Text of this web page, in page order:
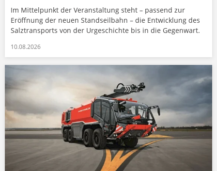
Im Mittelpunkt der Veranstaltung steht – passend zur
Eröffnung der neuen Standseilbahn – die Entwicklung des
Salztransports von der Urgeschichte bis in die Gegenwart.
10.08.2026